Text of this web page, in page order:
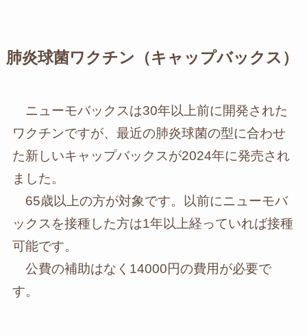
肺炎球菌ワクチン（キャップバックス）
ニューモバックスは30年以上前に開発された
ワクチンですが、最近の肺炎球菌の型に合わせ
た新しいキャップバックスが2024年に発売され
ました。
65歳以上の方が対象です。以前にニューモバ
ックスを接種した方は1年以上経っていれば接種
可能です。
公費の補助はなく14000円の費用が必要で
す。